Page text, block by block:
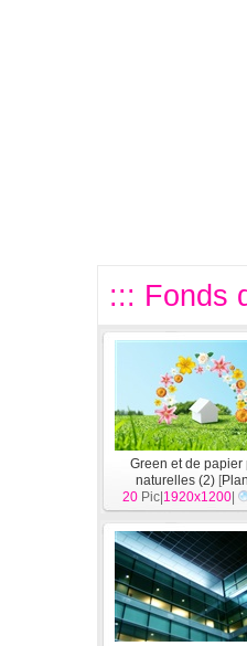
::: Fonds
Green et de papier
naturelles (2) [
20 Pic| 1920x1200